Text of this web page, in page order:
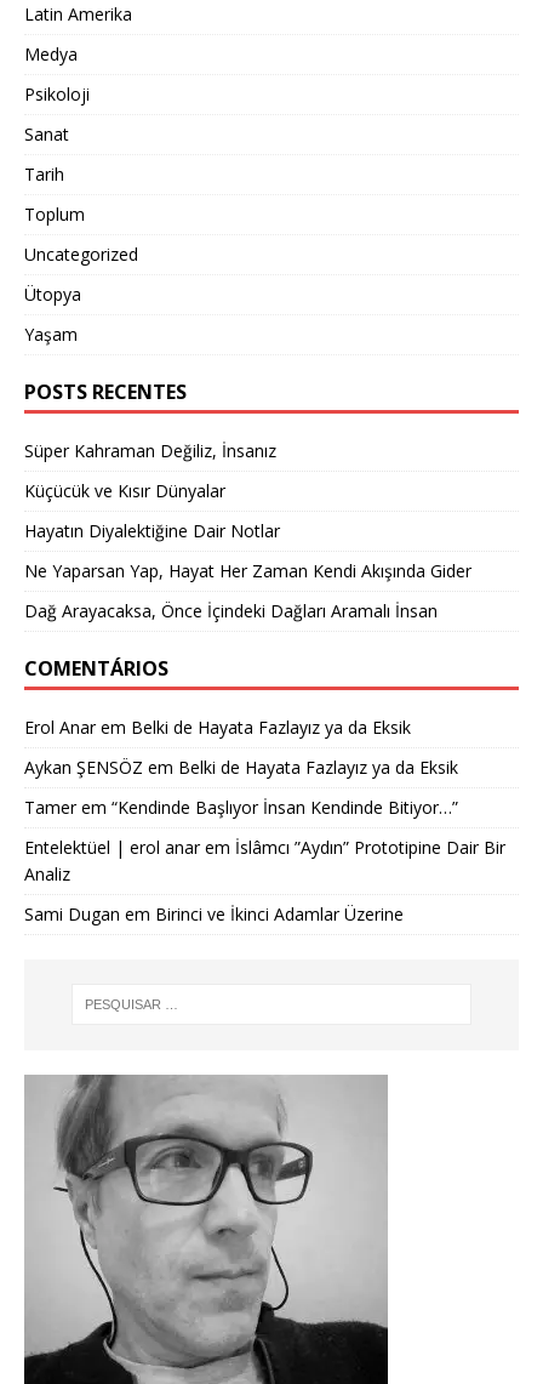
Latin Amerika
Medya
Psikoloji
Sanat
Tarih
Toplum
Uncategorized
Ütopya
Yaşam
POSTS RECENTES
Süper Kahraman Değiliz, İnsanız
Küçücük ve Kısır Dünyalar
Hayatın Diyalektiğine Dair Notlar
Ne Yaparsan Yap, Hayat Her Zaman Kendi Akışında Gider
Dağ Arayacaksa, Önce İçindeki Dağları Aramalı İnsan
COMENTÁRIOS
Erol Anarem Belki de Hayata Fazlayız ya da Eksik
Aykan ŞENSÖZ em Belki de Hayata Fazlayız ya da Eksik
Tamerem “Kendinde Başlıyor İnsan Kendinde Bitiyor…”
Entelektüel | erol anarem İslâmcı ”Aydın” Prototipine Dair Bir
Analiz
Sami Dugan em Birinci ve İkinci Adamlar Üzerine